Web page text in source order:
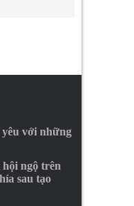
với những
ngộ trên
sau tạo